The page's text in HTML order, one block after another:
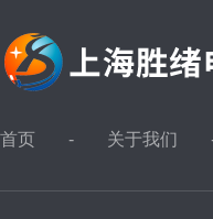
首页 关于我们